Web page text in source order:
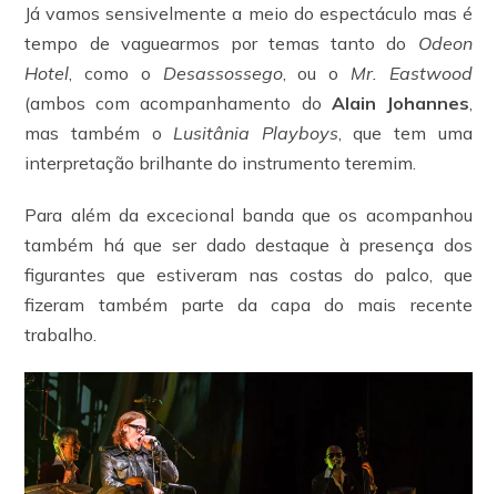
Já vamos sensivelmente a meio do espectáculo mas é
tempo de vaguearmos por temas tanto do Odeon
Hotel, como o Desassossego, ou o Mr. Eastwood
(ambos com acompanhamento do Alain Johannes,
mas também oLusitânia Playboys, que tem uma
interpretação brilhante do instrumento teremim.
Para além da excecional banda que os acompanhou
também há que ser dado destaque à presença dos
figurantes que estiveram nas costas do palco, que
fizeram também parte da capa do mais recente
trabalho.